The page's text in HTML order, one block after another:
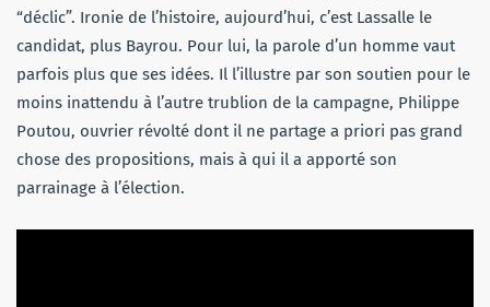
“déclic”. Ironie de l’histoire, aujourd’hui, c’est Lassalle le
candidat, plus Bayrou. Pour lui, la parole d’un homme vaut
parfois plus que ses idées. Il l’illustre par son soutien pour le
moins inattendu à l’autre trublion de la campagne, Philippe
Poutou, ouvrier révolté dont il ne partage a priori pas grand
chose des propositions, mais à qui il a apporté son
parrainage à l’élection.